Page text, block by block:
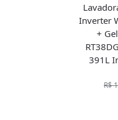
Inverter
+
391L
R$